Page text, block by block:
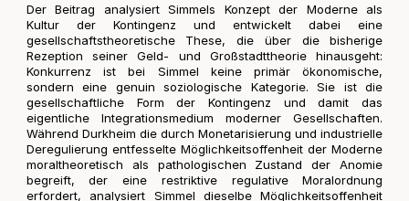
Der Beitrag analysiert Simmels Konzept der Moderne als
Kultur der Kontingenz und entwickelt dabei eine
gesellschaftstheoretische These, die über die bisherige
Rezeption seiner Geld- und Großstadttheorie hinausgeht:
Konkurrenz ist bei Simmel keine primär ökonomische,
sondern eine genuin soziologische Kategorie. Sie ist die
gesellschaftliche Form der Kontingenz und damit das
eigentliche Integrationsmedium moderner Gesellschaften.
Während Durkheim die durch Monetarisierung und industrielle
Deregulierung entfesselte Möglichkeitsoffenheit der Moderne
moraltheoretisch als pathologischen Zustand der Anomie
begreift, der eine restriktive regulative Moralordnung
erfordert, analysiert Simmel dieselbe Möglichkeitsoffenheit